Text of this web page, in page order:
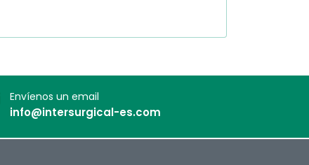
Envíenos un email
info@intersurgical-es.com